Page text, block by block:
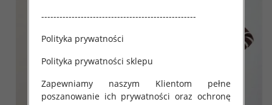
---------------------------------------------------
Polityka prywatności
Polityka prywatności sklepu
Zapewniamy naszym Klientom pełne
poszanowanie ich prywatności oraz ochronę